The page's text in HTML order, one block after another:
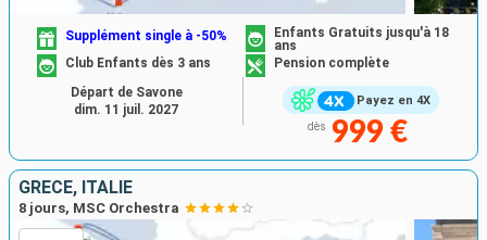
Payez en 4X
Supplément single à -50%
Enfants Gratuits jusqu'à 18
ans
Club Enfants dès 3 ans
Pension complète
dès 999 €
Départ de Savone
dim. 11 juil. 2027
GRÈCE, ITALIE
8 jours, MSC Orchestra